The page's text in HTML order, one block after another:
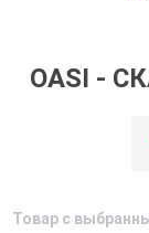
OASI -
Товар с